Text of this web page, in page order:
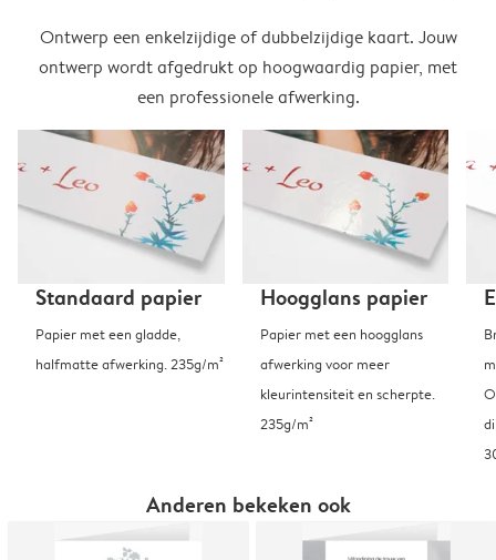
Ontwerp een enkelzijdige of dubbelzijdige kaart. Jouw
ontwerp wordt afgedrukt op hoogwaardig papier, met
een professionele afwerking.
Standaard papier
Papier met een gladde,
halfmatte afwerking. 235g/m²
Hoogglans papier
Papier met een hoogglans
afwerking voor meer
kleurintensiteit en scherpte.
235g/m²
Anderen bekeken ook